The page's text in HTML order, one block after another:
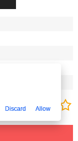
Discard Allow